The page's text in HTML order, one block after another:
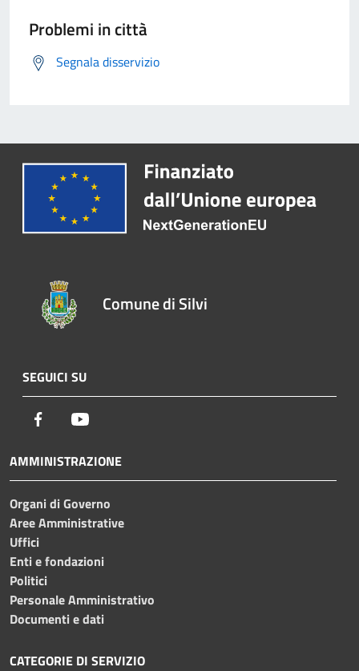
Problemi in città
Segnala disservizio
Comune di Silvi
SEGUICI SU
Facebook
AMMINISTRAZIONE
Organi di Governo
Aree Amministrative
Uffici
Enti e fondazioni
Politici
Personale Amministrativo
Documenti e dati
CATEGORIE DI SERVIZIO